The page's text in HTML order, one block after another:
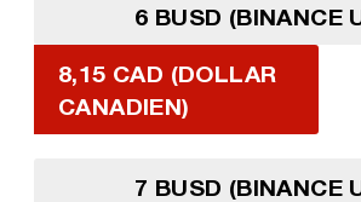
6 BUSD (BINANCE
8,15 CAD (DOLLAR
CANADIEN)
7 BUSD (BINANCE